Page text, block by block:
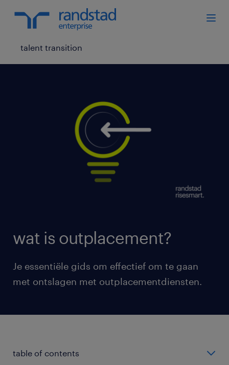
talent transition
wat is outplacement?
Je essentiële gids om effectief om te gaan
met ontslagen met outplacementdiensten.
table of contents